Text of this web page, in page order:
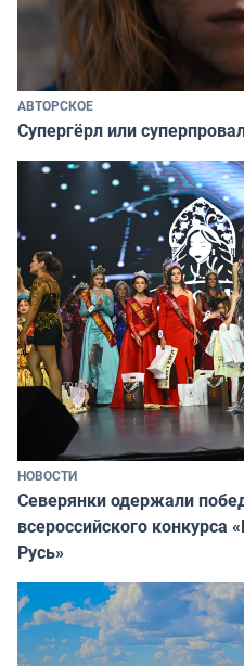
АВТОРСКОЕ
Супергёрл или
НОВОСТИ
Северянки одержали
всероссийского конкурса
Русь»